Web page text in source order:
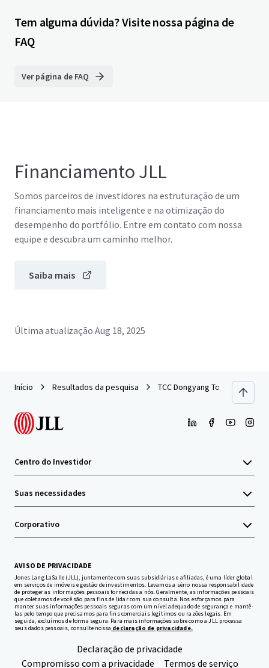
Tem alguma dúvida? Visite nossa página de
FAQ
Ver página de FAQ
Financiamento JLL
Somos parceiros de investidores na estruturação de um
financiamento mais inteligente e na otimização do
desempenho do portfólio. Entre em contato com nossa
equipe e descubra um caminho melhor.
Saiba mais
Última atualização Aug 18, 2025
Início Resultados da pesquisa TCC Dongyang Tower Sales
Centro do Investidor
Suas necessidades
Corporativo
AVISO DE PRIVACIDADE
Jones Lang LaSalle (JLL), juntamente com suas subsidiárias e afiliadas, é uma líder global
em serviços de imóveis e gestão de investimentos. Levamos a sério nossa responsabilidade
de proteger as informações pessoais fornecidas a nós. Geralmente, as informações pessoais
que coletamos de você são para fins de lidar com sua consulta. Nos esforçamos para
manter suas informações pessoais seguras com um nível adequado de segurança e mantê-
las pelo tempo que precisamos para fins comerciais legítimos ou razões legais. Em
seguida, excluímos de forma segura. Para mais informações sobre como a JLL processa
seus dados pessoais, consulte nossa declaração de privacidade.
Declaração de privacidade
Compromisso com a privacidade
Termos de serviço